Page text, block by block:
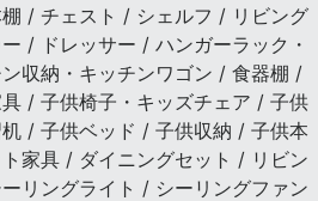
/ チェスト / シェルフ / リビング
/ ドレッサー / ハンガーラック・
収納・キッチンワゴン / 食器棚 /
/ 子供椅子・キッズチェア / 子供
/ 子供ベッド / 子供収納 / 子供本
家具 / ダイニングセット / リビン
リングライト / シーリングファン